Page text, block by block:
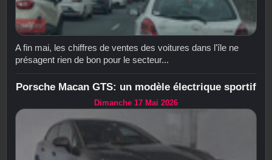
A fin mai, les chiffres de ventes des voitures dans l'île ne
présagent rien de bon pour le secteur...
Porsche Macan GTS: un modèle électrique sportif
Dimanche 17 Mai 2026